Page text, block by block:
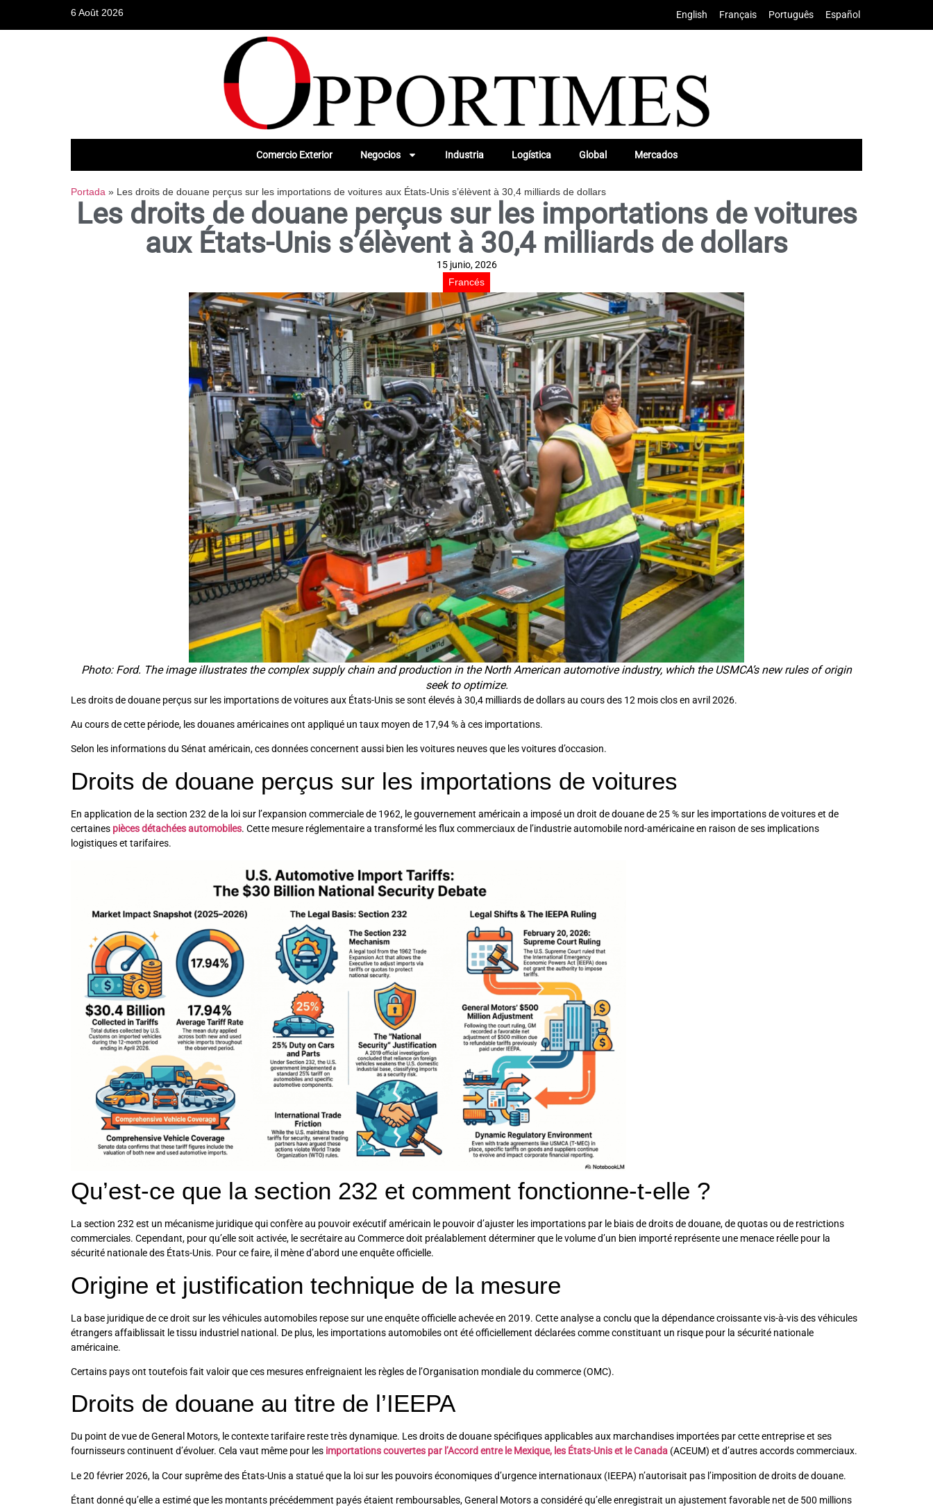
6 Août 2026 English Français Português Español
Comercio Exterior Negocios Industria Logística Global Mercados
Portada » Les droits de douane perçus sur les importations de voitures aux États-Unis s’élèvent à 30,4 milliards de dollars
Les droits de douane perçus sur les importations de voitures
aux États-Unis s’élèvent à 30,4 milliards de dollars
15 junio, 2026
Francés
Photo: Ford. The image illustrates the complex supply chain and production in the North American automotive industry, which the USMCA’s new rules of origin
seek to optimize.
Les droits de douane perçus sur les importations de voitures aux États-Unis se sont élevés à 30,4 milliards de dollars au cours des 12 mois clos en avril 2026.
Au cours de cette période, les douanes américaines ont appliqué un taux moyen de 17,94 % à ces importations.
Selon les informations du Sénat américain, ces données concernent aussi bien les voitures neuves que les voitures d’occasion.
Droits de douane perçus sur les importations de voitures
En application de la section 232 de la loi sur l’expansion commerciale de 1962, le gouvernement américain a imposé un droit de douane de 25 % sur les importations de voitures et de
certaines pièces détachées automobiles. Cette mesure réglementaire a transformé les flux commerciaux de l’industrie automobile nord-américaine en raison de ses implications
logistiques et tarifaires.
Qu’est-ce que la section 232 et comment fonctionne-t-elle ?
La section 232 est un mécanisme juridique qui confère au pouvoir exécutif américain le pouvoir d’ajuster les importations par le biais de droits de douane, de quotas ou de restrictions
commerciales. Cependant, pour qu’elle soit activée, le secrétaire au Commerce doit préalablement déterminer que le volume d’un bien importé représente une menace réelle pour la
sécurité nationale des États-Unis. Pour ce faire, il mène d’abord une enquête officielle.
Origine et justification technique de la mesure
La base juridique de ce droit sur les véhicules automobiles repose sur une enquête officielle achevée en 2019. Cette analyse a conclu que la dépendance croissante vis-à-vis des véhicules
étrangers affaiblissait le tissu industriel national. De plus, les importations automobiles ont été officiellement déclarées comme constituant un risque pour la sécurité nationale
américaine.
Certains pays ont toutefois fait valoir que ces mesures enfreignaient les règles de l’Organisation mondiale du commerce (OMC).
Droits de douane au titre de l’IEEPA
Du point de vue de General Motors, le contexte tarifaire reste très dynamique. Les droits de douane spécifiques applicables aux marchandises importées par cette entreprise et ses
fournisseurs continuent d’évoluer. Cela vaut même pour les importations couvertes par l’Accord entre le Mexique, les États-Unis et le Canada (ACEUM) et d’autres accords commerciaux.
Le 20 février 2026, la Cour suprême des États-Unis a statué que la loi sur les pouvoirs économiques d’urgence internationaux (IEEPA) n’autorisait pas l’imposition de droits de douane.
Étant donné qu’elle a estimé que les montants précédemment payés étaient remboursables, General Motors a considéré qu’elle enregistrait un ajustement favorable net de 500 millions